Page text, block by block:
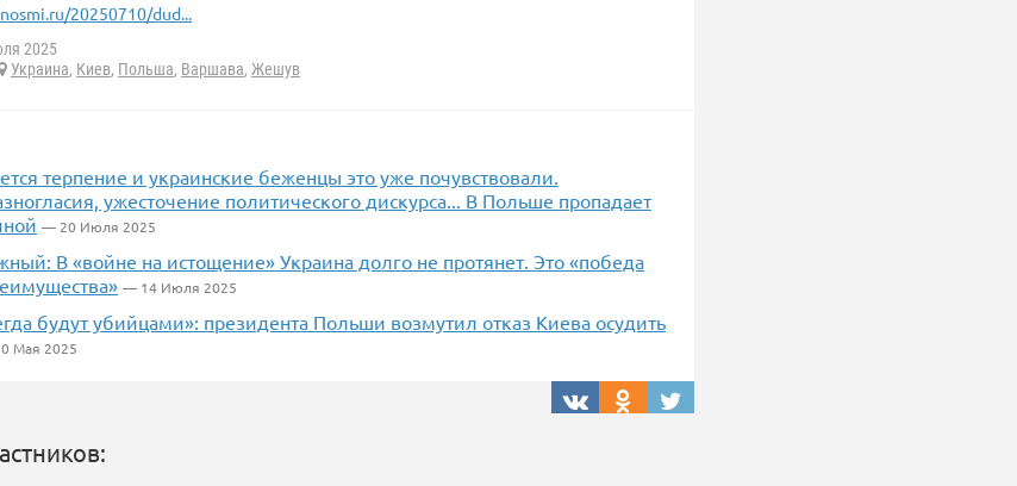
20250710/dud...
2025
Украина, Киев, Польша, Варшава, Жешув
терпение и украинские беженцы это уже почувствовали.
ужесточение политического дискурса... В Польше пропадает
— 20 Июля 2025
В «войне на истощение» Украина долго не протянет. Это «победа
— 14 Июля 2025
будут убийцами»: президента Польши возмутил отказ Киева осудить
Мая 2025